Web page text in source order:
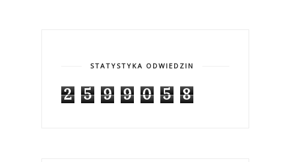
STATYSTYKA ODWIEDZIN
2 5 9 9 0 5 8